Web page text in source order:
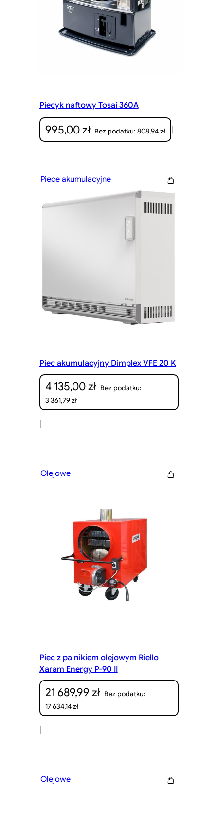
Piecyk naftowy Tosai 360A
995,00zł Bez podatku: 808,94zł |
Piece akumulacyjne
Piec akumulacyjny Dimplex VFE 20 K
4 135,00zł Bez podatku:
3 361,79zł
|
Olejowe
Piec z palnikiem olejowym Riello
Xaram Energy P-90 II
21 689,99 zł Bez podatku:
17 634,14zł
|
Olejowe